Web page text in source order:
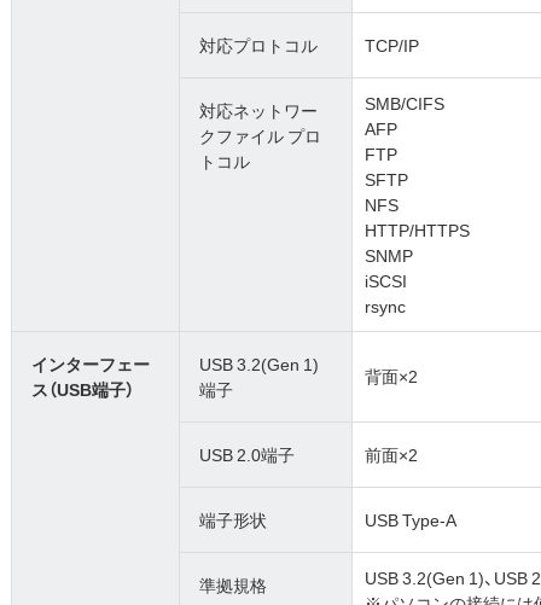
対応プロトコル TCP/IP
対応ネットワー
クファイル プロ
トコル
SMB/CIFS
AFP
FTP
SFTP
NFS
HTTP/HTTPS
SNMP
iSCSI
rsync
インターフェー
ス（USB端子）
USB 3.2(Gen 1)
端子
背面×2
USB 2.0端子 前面×2
端子形状 USB Type-A
準拠規格
USB 3.2(Gen 1)、USB